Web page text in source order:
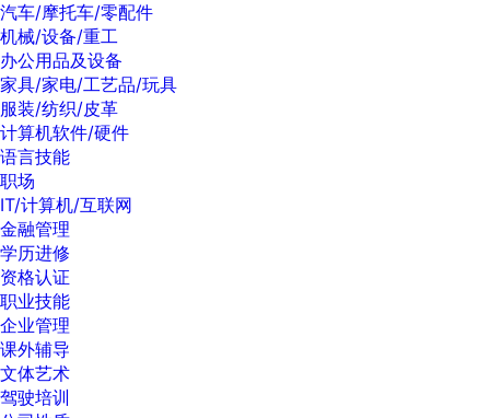
汽车/摩托车/零配件
机械/设备/重工
办公用品及设备
家具/家电/工艺品/玩具
服装/纺织/皮革
计算机软件/硬件
语言技能
职场
IT/计算机/互联网
金融管理
学历进修
资格认证
职业技能
企业管理
课外辅导
文体艺术
驾驶培训